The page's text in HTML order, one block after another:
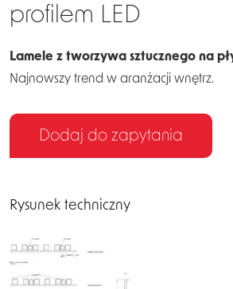
profilem LED
Lamele z tworzywa sztucznego na
Najnowszy trend w aranżacji wnętrz.
Dodaj do zapytania
Rysunek techniczny